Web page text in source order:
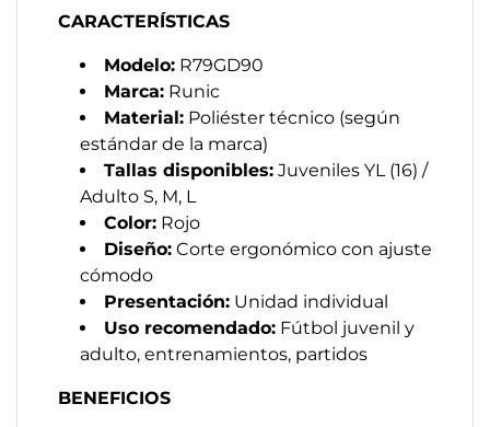
CARACTERÍSTICAS
Modelo: R79GD90
Marca: Runic
Material: Poliéster técnico (según
estándar de la marca)
Tallas disponibles: Juveniles YL (16) /
Adulto S, M, L
Color: Rojo
Diseño: Corte ergonómico con ajuste
cómodo
Presentación: Unidad individual
Uso recomendado: Fútbol juvenil y
adulto, entrenamientos, partidos
BENEFICIOS